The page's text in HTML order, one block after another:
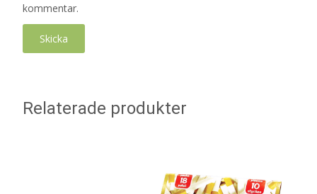
kommentar.
Relaterade produkter